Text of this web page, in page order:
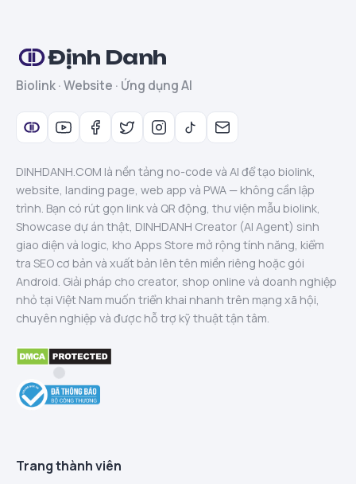
Định Danh
Biolink · Website · Ứng dụng AI
DINHDANH.COM là nền tảng no-code và AI để tạo biolink,
website, landing page, web app và PWA — không cần lập
trình. Bạn có rút gọn link và QR động, thư viện mẫu biolink,
Showcase dự án thật, DINHDANH Creator (AI Agent) sinh
giao diện và logic, kho Apps Store mở rộng tính năng, kiểm
tra SEO cơ bản và xuất bản lên tên miền riêng hoặc gói
Android. Giải pháp cho creator, shop online và doanh nghiệp
nhỏ tại Việt Nam muốn triển khai nhanh trên mạng xã hội,
chuyên nghiệp và được hỗ trợ kỹ thuật tận tâm.
Trang thành viên